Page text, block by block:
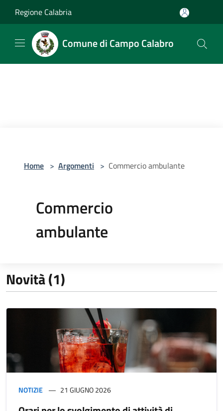
Regione Calabria
Comune di Campo Calabro
Home > Argomenti > Commercio ambulante
Commercio
ambulante
Novità (1)
NOTIZIE 21 GIUGNO 2026